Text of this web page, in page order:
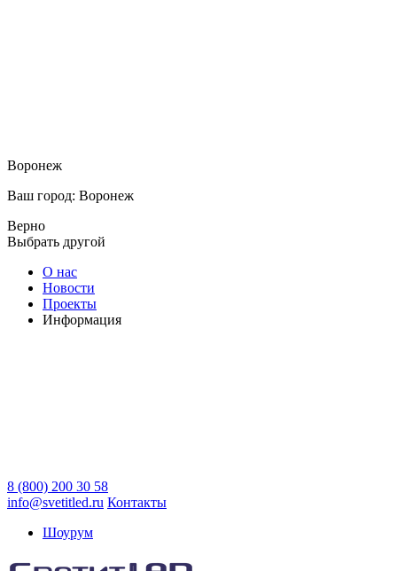
Воронеж
Ваш город: Воронеж
Верно
Выбрать другой
О нас
Новости
Проекты
Информация
8 (800) 200 30 58
info@svetitled.ru Контакты
Шоурум